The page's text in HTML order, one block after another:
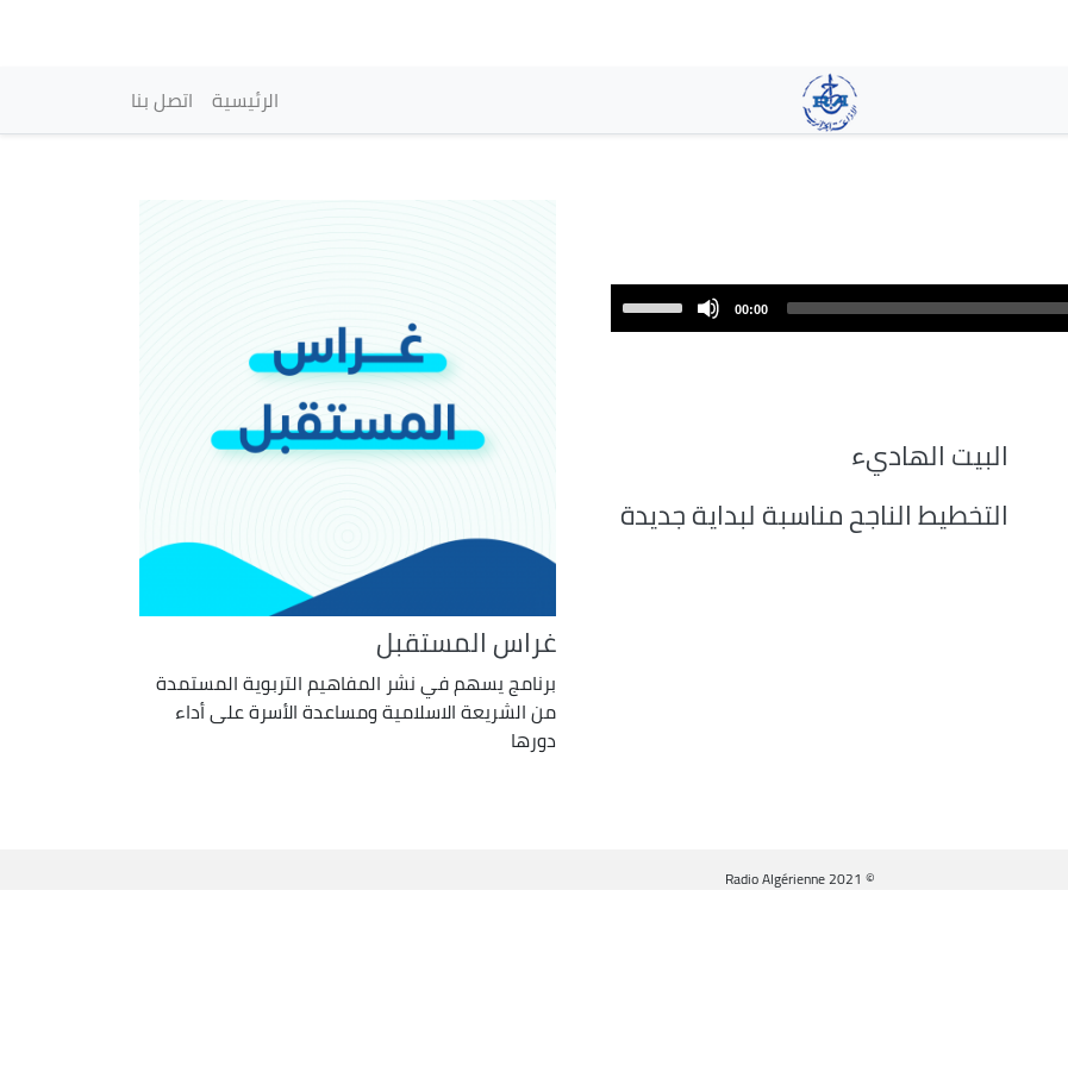
principale
الرئيسية اتصل بنا
00:00
volume.
البيت الهاديء
التخطيط الناجح مناسبة لبداية جديدة
غراس المستقبل
برنامج يسهم في نشر المفاهيم التربوية المستمدة
من الشريعة الاسلامية ومساعدة الأسرة على أداء
دورها
© Radio Algérienne 2021